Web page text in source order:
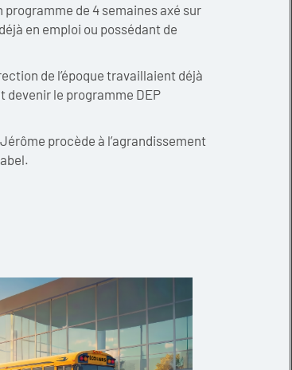
de 4 semaines axé sur
en emploi ou possédant de
de l’époque travaillaient déjà
devenir le programme DEP
procède à l’agrandissement